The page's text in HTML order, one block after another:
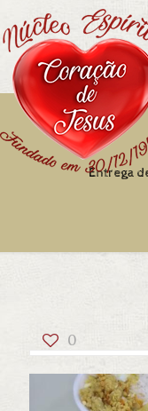
Entrega
0